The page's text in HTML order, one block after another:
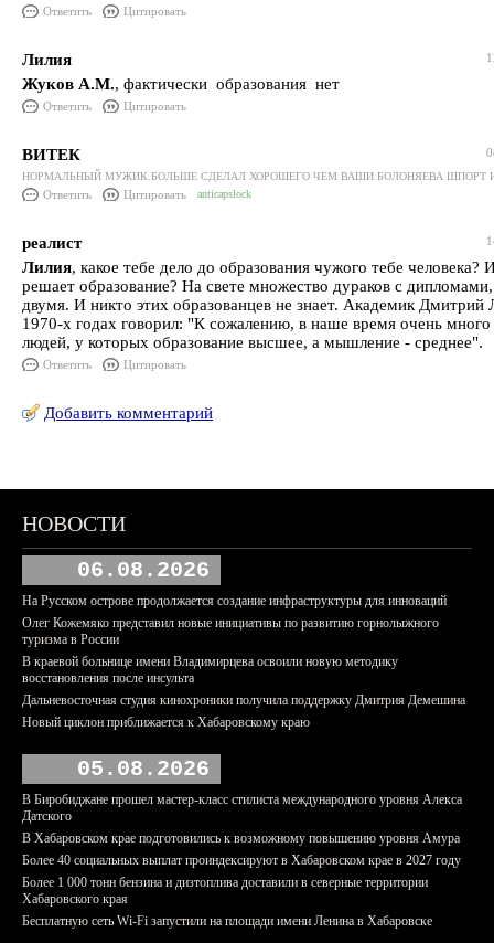
Ответить Цитировать
Лилия
Жуков А.М., фактически образования нет
Ответить Цитировать
ВИТЕК
НОРМАЛЬНЫЙ МУЖИК.БОЛЬШЕ СДЕЛАЛ ХОРОШЕГО ЧЕМ ВАШИ БОЛОНЯЕВА ШПОРТ
Ответить Цитировать anticapslock
реалист
Лилия, какое тебе дело до образования чужого тебе человека?
решает образование? На свете множество дураков с
двумя. И никто этих образованцев не знает. Академик Дмитрий
1970-х годах говорил: "К сожалению, в наше время очень
людей, у которых образование высшее, а мышление - среднее".
Ответить Цитировать
Добавить комментарий
НОВОСТИ
06.08.2026
На Русском острове продолжается создание инфраструктуры для инноваций
Олег Кожемяко представил новые инициативы по развитию горнолыжного
туризма в России
В краевой больнице имени Владимирцева освоили новую методику
восстановления после инсульта
Дальневосточная студия кинохроники получила поддержку Дмитрия Демешина
Новый циклон приближается к Хабаровскому краю
05.08.2026
В Биробиджане прошел мастер-класс стилиста международного уровня Алекса
Датского
В Хабаровском крае подготовились к возможному повышению уровня Амура
Более 40 социальных выплат проиндексируют в Хабаровском крае в 2027 году
Более 1 000 тонн бензина и дизтоплива доставили в северные территории
Хабаровского края
Бесплатную сеть Wi-Fi запустили на площади имени Ленина в Хабаровске